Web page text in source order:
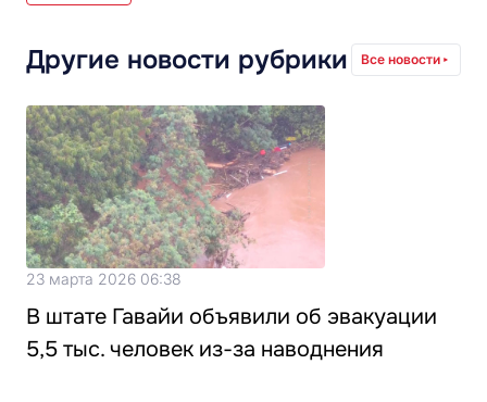
Другие новости рубрики Все новости
23 марта 2026 06:38
В штате Гавайи объявили об эвакуации
5,5 тыс. человек из-за наводнения